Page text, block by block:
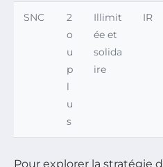
SNC
2
o
u
p
l
u
s
Illimit
ée et
solida
ire
IR
Pour explorer la stratégie